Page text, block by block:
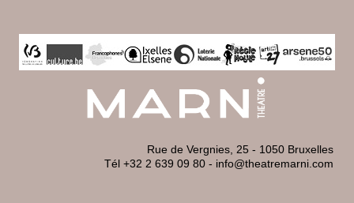
Rue de Vergnies, 25 - 1050 Bruxelles
Tél +32 2 639 09 80 - info@theatremarni.com